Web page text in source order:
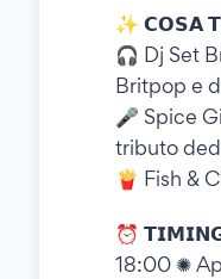
✨ 𝗖𝗢𝗦𝗔
🎧 Dj Set
Britpop e
🎤 Spice
tributo
🍟 Fish &
⏰
18:00 ✺